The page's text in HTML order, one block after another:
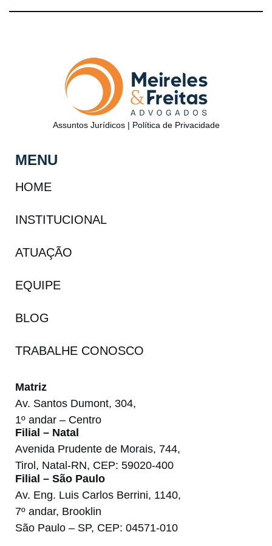
Assuntos Jurídicos | Política de Privacidade
MENU
HOME
INSTITUCIONAL
ATUAÇÃO
EQUIPE
BLOG
TRABALHE CONOSCO
Matriz
Av. Santos Dumont, 304,
1º andar – Centro
Filial – Natal
Avenida Prudente de Morais, 744,
Tirol, Natal-RN, CEP: 59020-400
Filial – São Paulo
Av. Eng. Luis Carlos Berrini, 1140,
7º andar, Brooklin
São Paulo – SP, CEP: 04571-010